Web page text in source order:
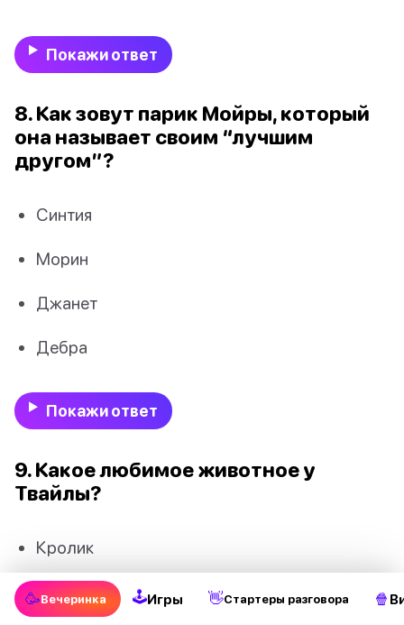
Покажи ответ
8. Как зовут парик Мойры, который
она называет своим “лучшим
другом”?
Синтия
Морин
Джанет
Дебра
Покажи ответ
9. Какое любимое животное у
Твайлы?
Кролик
Лошадь
🥳Вечеринка 🕹Игры 👋Стартеры разговора 🍿